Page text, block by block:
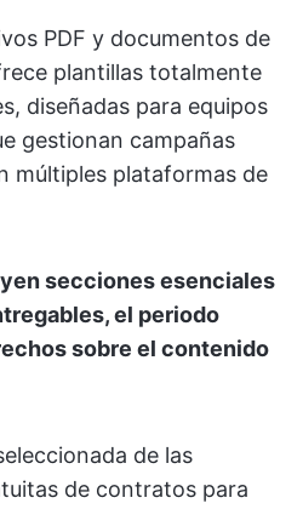
PDF y documentos de
plantillas totalmente
diseñadas para equipos
gestionan campañas
múltiples plataformas de
secciones esenciales
el periodo
sobre el contenido
de las
de contratos para